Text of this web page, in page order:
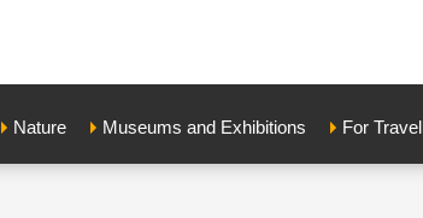
Nature Museums and Exhibitions For